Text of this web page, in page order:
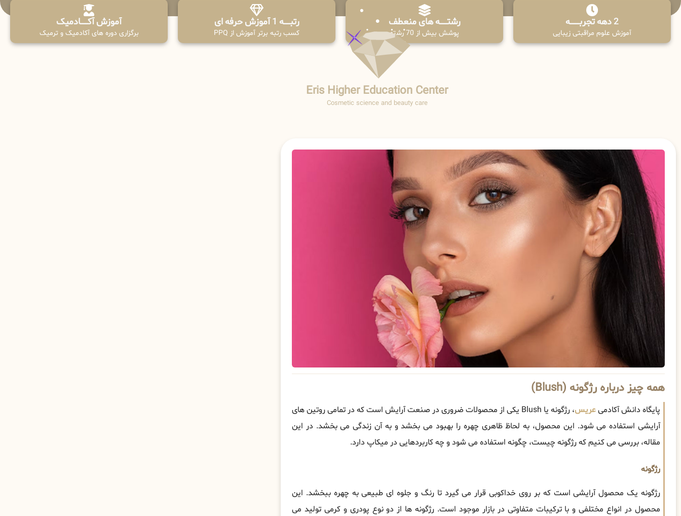
2 دهه تجربـــــــــه
آموزش علوم مراقبتی زیبایی
رشتـــــــه های منعطف
پوشش بیش از 70 رشته
رتبــــــه 1 آموزش حرفه ای
کسب رتبه برتر آموزش از PPQ
آموزش آکـــــــادمیک
برگزاری دوره های آکادمیک و ترمیک
Eris Higher Education Center
Cosmetic science and beauty care
همه چیز درباره رژگونه (Blush)
پایگاه دانش آکادمیعریس
، رژگونه یا Blush یکی از محصولات ضروری در صنعت آرایش است که در تمامی روتین های
آرایشی استفاده می شود. این محصول، به لحاظ ظاهری چهره را بهبود می بخشد و به آن زندگی می بخشد. در این
مقاله، بررسی می کنیم که رژگونه چیست، چگونه استفاده می شود و چه کاربردهایی در میکاپ دارد.
رژگونه
رژگونه یک محصول آرایشی است که بر روی خداکوبی قرار می گیرد تا رنگ و جلوه ای طبیعی به چهره ببخشد. این
محصول در انواع مختلفی و با ترکیبات متفاوتی در بازار موجود است. رژگونه ها از دو نوع پودری و کرمی تولید می